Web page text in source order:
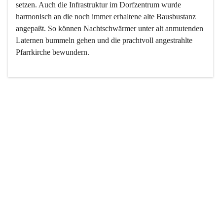
setzen. Auch die Infrastruktur im Dorfzentrum wurde
harmonisch an die noch immer erhaltene alte Bausbustanz
angepaßt. So können Nachtschwärmer unter alt anmutenden
Laternen bummeln gehen und die prachtvoll angestrahlte
Pfarrkirche bewundern.
Der Weinbau dominert heute nicht mehr, ist aber integrativer